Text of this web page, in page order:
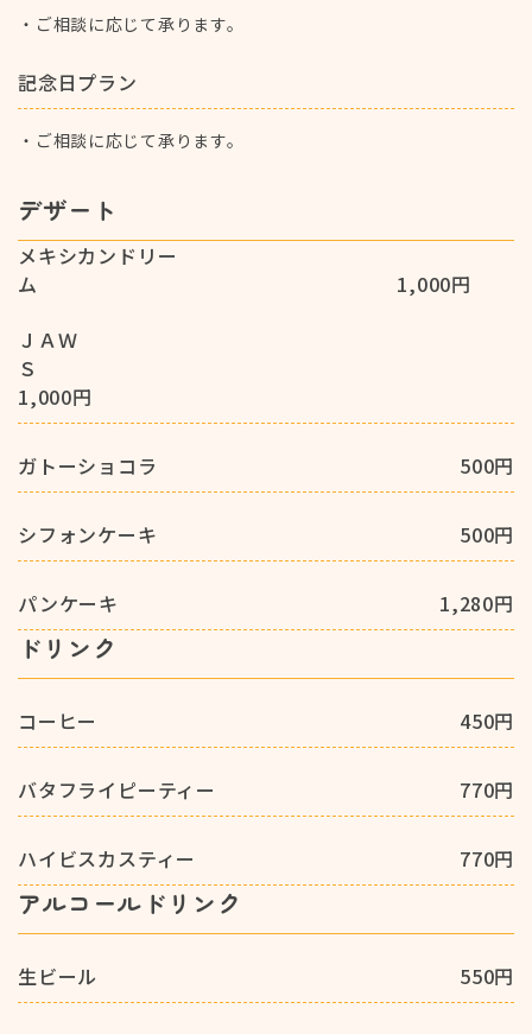
・ ご相談に応じて承ります。
記念日プラン
・ ご相談に応じて承ります。
デザート
メキシカンドリー
ム 1,000円
ＪＡＷ
Ｓ
1,000円
ガトーショコラ 500円
シフォンケーキ 500円
パンケーキ 1,280円
ドリンク
コーヒー 450円
バタフライピーティー 770円
ハイビスカスティー 770円
アルコールドリンク
生ビール 550円